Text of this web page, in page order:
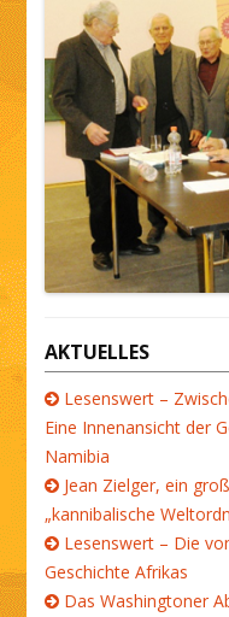
AKTUELLES
Lesenswert –
Eine Innenansicht der
Namibia
Jean Zielger, ein
„kannibalische
Lesenswert – Die
Geschichte Afrikas
Das Washingtoner